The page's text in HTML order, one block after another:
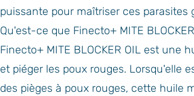
puissante pour maîtriser ces parasites
Qu'est-ce que Finecto+ MITE
Finecto+ MITE BLOCKER OIL est une
et piéger les poux rouges. Lorsqu'elle
des pièges à poux rouges, cette huile